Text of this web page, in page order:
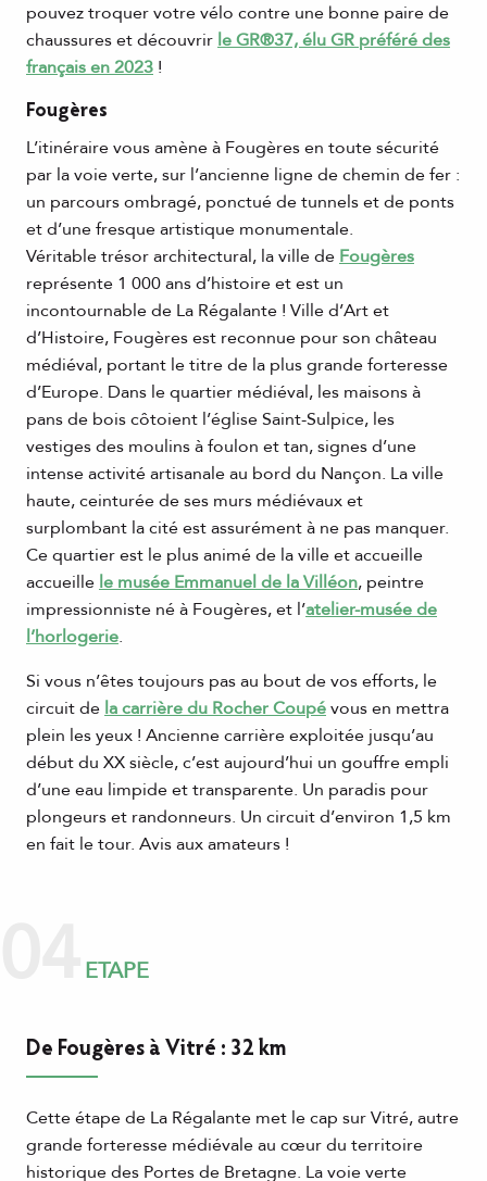
pouvez troquer votre vélo contre une bonne paire de
chaussures et découvrir le GR®37, élu GR préféré des
français en 2023 !
Fougères
L’itinéraire vous amène à Fougères en toute sécurité
par la voie verte, sur l’ancienne ligne de chemin de fer :
un parcours ombragé, ponctué de tunnels et de ponts
et d’une fresque artistique monumentale.
Véritable trésor architectural, la ville de Fougères
représente 1 000 ans d’histoire et est un
incontournable de La Régalante ! Ville d’Art et
d’Histoire, Fougères est reconnue pour son château
médiéval, portant le titre de la plus grande forteresse
d’Europe. Dans le quartier médiéval, les maisons à
pans de bois côtoient l’église Saint-Sulpice, les
vestiges des moulins à foulon et tan, signes d’une
intense activité artisanale au bord du Nançon. La ville
haute, ceinturée de ses murs médiévaux et
surplombant la cité est assurément à ne pas manquer.
Ce quartier est le plus animé de la ville et accueille
accueille le musée Emmanuel de la Villéon, peintre
impressionniste né à Fougères, et l’atelier-musée de
l’horlogerie.
Si vous n’êtes toujours pas au bout de vos efforts, le
circuit de la carrière du Rocher Coupévous en mettra
plein les yeux ! Ancienne carrière exploitée jusqu’au
début du XX siècle, c’est aujourd’hui un gouffre empli
d’une eau limpide et transparente. Un paradis pour
plongeurs et randonneurs. Un circuit d’environ 1,5 km
en fait le tour. Avis aux amateurs !
ETAPE
De Fougères à Vitré : 32 km
Cette étape de La Régalante met le cap sur Vitré, autre
grande forteresse médiévale au cœur du territoire
historique des Portes de Bretagne. La voie verte